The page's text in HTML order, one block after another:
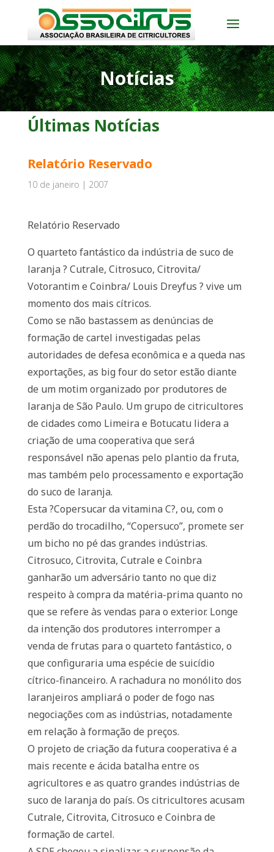
Notícias
Últimas Notícias
Relatório Reservado
10 de janeiro | 2007
Relatório Reservado
O quarteto fantástico da indústria de suco de
laranja ? Cutrale, Citrosuco, Citrovita/
Votorantim e Coinbra/ Louis Dreyfus ? vive um
momento dos mais cítricos.
Como se não bastassem as denúncias de
formação de cartel investigadas pelas
autoridades de defesa econômica e a queda nas
exportações, as big four do setor estão diante
de um motim organizado por produtores de
laranja de São Paulo. Um grupo de citricultores
de cidades como Limeira e Botucatu lidera a
criação de uma cooperativa que será
responsável não apenas pelo plantio da fruta,
mas também pelo processamento e exportação
do suco de laranja.
Esta ?Copersucar da vitamina C?, ou, com o
perdão do trocadilho, “Copersuco”, promete ser
um bicho no pé das grandes indústrias.
Citrosuco, Citrovita, Cutrale e Coinbra
ganharão um adversário tanto no que diz
respeito à compra da matéria-prima quanto no
que se refere às vendas para o exterior. Longe
da intenção dos produtores interromper a
venda de frutas para o quarteto fantástico, o
que configuraria uma espécie de suicídio
cítrico-financeiro. A rachadura no monólito dos
laranjeiros ampliará o poder de fogo nas
negociações com as indústrias, notadamente
em relação à formação de preços.
O projeto de criação da futura cooperativa é a
mais recente e ácida batalha entre os
agricultores e as quatro grandes indústrias de
suco de laranja do país. Os citricultores acusam
Cutrale, Citrovita, Citrosuco e Coinbra de
formação de cartel.